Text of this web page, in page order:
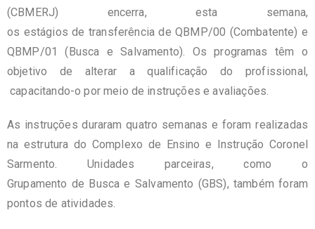
(CBMERJ) encerra, esta semana,
os estágios de transferência de QBMP/00 (Combatente) e
QBMP/01 (Busca e Salvamento). Os programas têm o
objetivo de alterar a qualificação do profissional,
capacitando-o por meio de instruções e avaliações.
As instruções duraram quatro semanas e foram realizadas
na estrutura do Complexo de Ensino e Instrução Coronel
Sarmento. Unidades parceiras, como o
Grupamento de Busca e Salvamento (GBS), também foram
pontos de atividades.